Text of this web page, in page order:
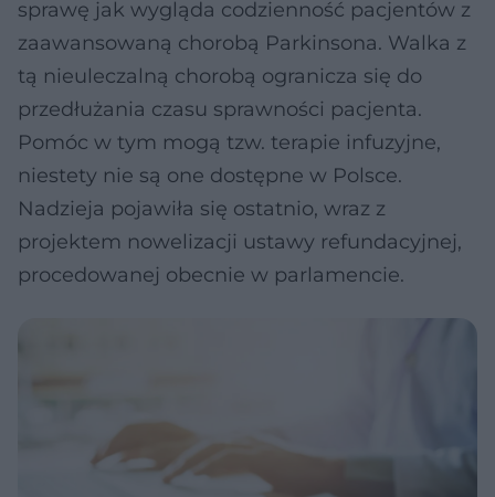
sprawę jak wygląda codzienność pacjentów z
zaawansowaną chorobą Parkinsona. Walka z
tą nieuleczalną chorobą ogranicza się do
przedłużania czasu sprawności pacjenta.
Pomóc w tym mogą tzw. terapie infuzyjne,
niestety nie są one dostępne w Polsce.
Nadzieja pojawiła się ostatnio, wraz z
projektem nowelizacji ustawy refundacyjnej,
procedowanej obecnie w parlamencie.